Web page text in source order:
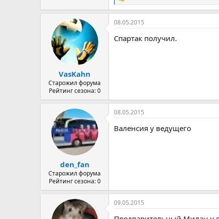
е
а
к
и
VasKahn
Старожил форума
Рейтинг сезона: 0
08.05.2015
Спартак получил.
den_fan
Старожил форума
Рейтинг сезона: 0
08.05.2015
Валенсия у ведущего
09.05.2015